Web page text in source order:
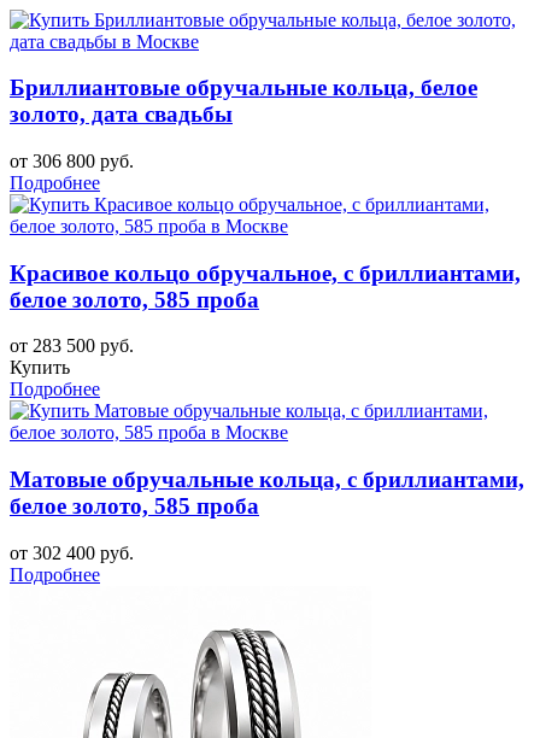
Бриллиантовые обручальные кольца, белое
золото, дата свадьбы
от 306 800 руб.
Подробнее
Красивое кольцо обручальное, с бриллиантами,
белое золото, 585 проба
от 283 500 руб.
Купить
Подробнее
Матовые обручальные кольца, с бриллиантами,
белое золото, 585 проба
от 302 400 руб.
Подробнее